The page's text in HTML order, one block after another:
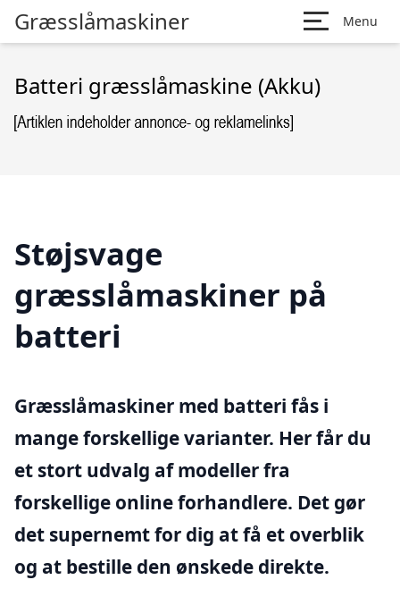
Græsslåmaskiner Menu
Batteri græsslåmaskine (Akku)
Støjsvage
græsslåmaskiner på
batteri
Græsslåmaskiner med batteri fås i
mange forskellige varianter. Her får du
et stort udvalg af modeller fra
forskellige online forhandlere. Det gør
det supernemt for dig at få et overblik
og at bestille den ønskede direkte.